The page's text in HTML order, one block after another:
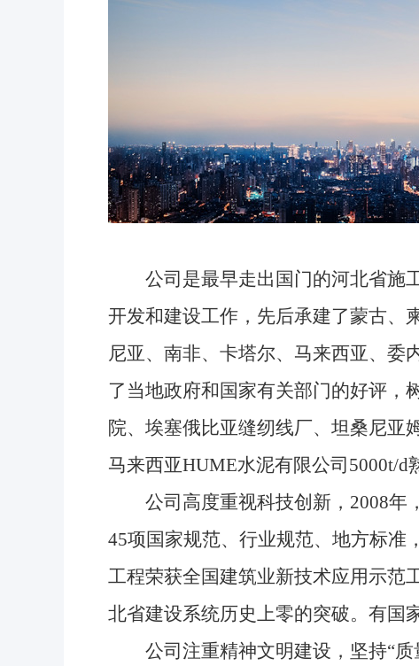
公司是最早走出国门的河北省施工
开发和建设工作，先后承建了蒙古、
尼亚、南非、卡塔尔、马来西亚、委
了当地政府和国家有关部门的好评，
院、埃塞俄比亚缝纫线厂、坦桑尼亚
马来西亚HUME水泥有限公司5000t/d
公司高度重视科技创新，2008年
45项国家规范、行业规范、地方标准
工程荣获全国建筑业新技术应用示范
北省建设系统历史上零的突破。有国
公司注重精神文明建设，坚持“质